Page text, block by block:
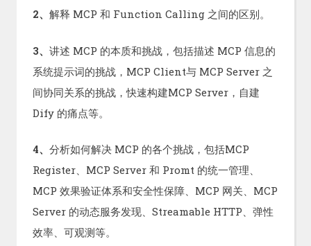
2、 解释 MCP 和 Function Calling 之间的区别。
3、 讲述 MCP 的本质和挑战，包括描述 MCP 信息的
系统提示词的挑战，MCP Client与 MCP Server 之
间协同关系的挑战，快速构建MCP Server，自建
Dify 的痛点等。
4、 分析如何解决 MCP 的各个挑战，包括MCP
Register、MCP Server 和 Promt 的统一管理、
MCP 效果验证体系和安全性保障、MCP 网关、MCP
Server 的动态服务发现、Streamable HTTP、弹性
效率、可观测等。